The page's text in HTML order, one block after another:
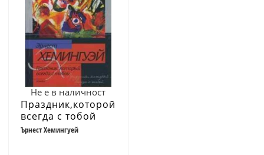
Не е в наличност
Праздник,которой
всегда с тобой
Ърнест Хемингуей